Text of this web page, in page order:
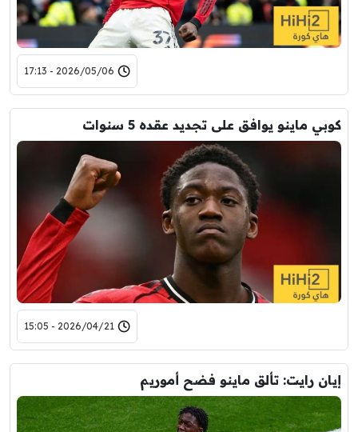
2026/05/06 - 17:13
كوبي ماينو يوافق على تجديد عقده 5 سنوات
2026/04/21 - 15:05
إيان رايت: تألق ماينو فضح أموريم